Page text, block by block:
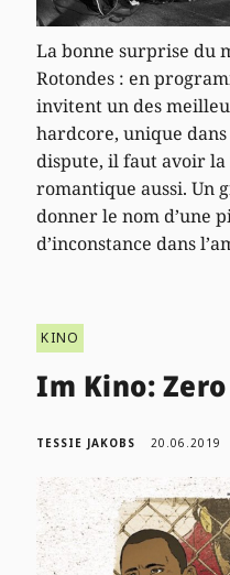
La bonne surprise du
Rotondes : en
invitent un des
hardcore, unique
dispute, il faut avoir
romantique aussi. Un
donner le nom d’une
d’inconstance dans
KINO
Im Kino:
TESSIE JAKOBS 20.06.2019